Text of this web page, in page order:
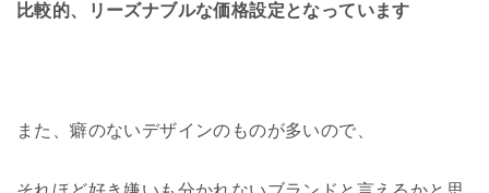
比較的、リーズナブルな価格設定となっています
また、癖のないデザインのものが多いので、